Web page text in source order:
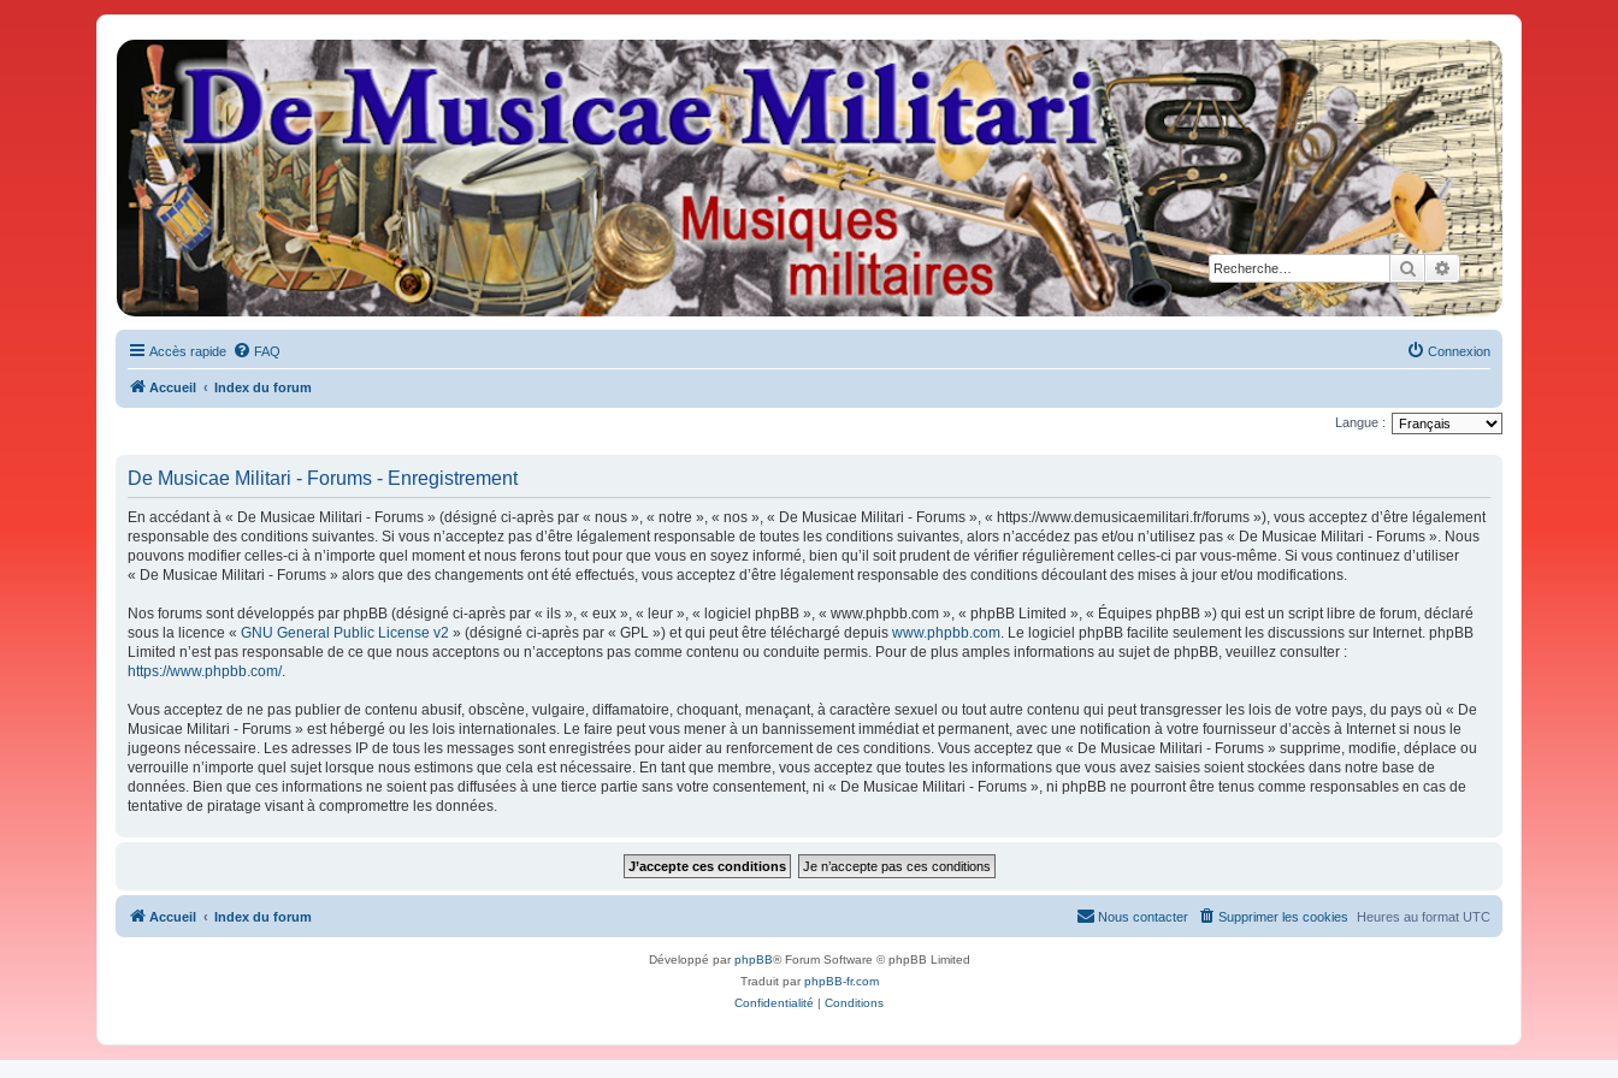
Rechercher
Recherche avancée
De Musicae Militari - Forums
Forums de discussions
Accès rapide FAQ Connexion
Accueil Index du forum
Langue :
De Musicae Militari - Forums - Enregistrement
En accédant à « De Musicae Militari - Forums » (désigné ci-après par « nous », « notre », « nos », « De Musicae Militari - Forums », « https://www.demusicaemilitari.fr/forums »), vous acceptez d’être légalement
responsable des conditions suivantes. Si vous n’acceptez pas d’être légalement responsable de toutes les conditions suivantes, alors n’accédez pas et/ou n’utilisez pas « De Musicae Militari - Forums ». Nous
pouvons modifier celles-ci à n’importe quel moment et nous ferons tout pour que vous en soyez informé, bien qu’il soit prudent de vérifier régulièrement celles-ci par vous-même. Si vous continuez d’utiliser
« De Musicae Militari - Forums » alors que des changements ont été effectués, vous acceptez d’être légalement responsable des conditions découlant des mises à jour et/ou modifications.
Nos forums sont développés par phpBB (désigné ci-après par « ils », « eux », « leur », « logiciel phpBB », « www.phpbb.com », « phpBB Limited », « Équipes phpBB ») qui est un script libre de forum, déclaré
sous la licence « GNU General Public License v2 » (désigné ci-après par « GPL ») et qui peut être téléchargé depuis www.phpbb.com . Le logiciel phpBB facilite seulement les discussions sur Internet. phpBB
Limited n’est pas responsable de ce que nous acceptons ou n’acceptons pas comme contenu ou conduite permis. Pour de plus amples informations au sujet de phpBB, veuillez consulter :
https://www.phpbb.com/.
Vous acceptez de ne pas publier de contenu abusif, obscène, vulgaire, diffamatoire, choquant, menaçant, à caractère sexuel ou tout autre contenu qui peut transgresser les lois de votre pays, du pays où « De
Musicae Militari - Forums » est hébergé ou les lois internationales. Le faire peut vous mener à un bannissement immédiat et permanent, avec une notification à votre fournisseur d’accès à Internet si nous le
jugeons nécessaire. Les adresses IP de tous les messages sont enregistrées pour aider au renforcement de ces conditions. Vous acceptez que « De Musicae Militari - Forums » supprime, modifie, déplace ou
verrouille n’importe quel sujet lorsque nous estimons que cela est nécessaire. En tant que membre, vous acceptez que toutes les informations que vous avez saisies soient stockées dans notre base de
données. Bien que ces informations ne soient pas diffusées à une tierce partie sans votre consentement, ni « De Musicae Militari - Forums », ni phpBB ne pourront être tenus comme responsables en cas de
tentative de piratage visant à compromettre les données.
Accueil Index du forum Heures au format UTC
Supprimer les cookies
Nous contacter
Développé parphpBB® Forum Software © phpBB Limited
Traduit parphpBB-fr.com
Confidentialité | Conditions